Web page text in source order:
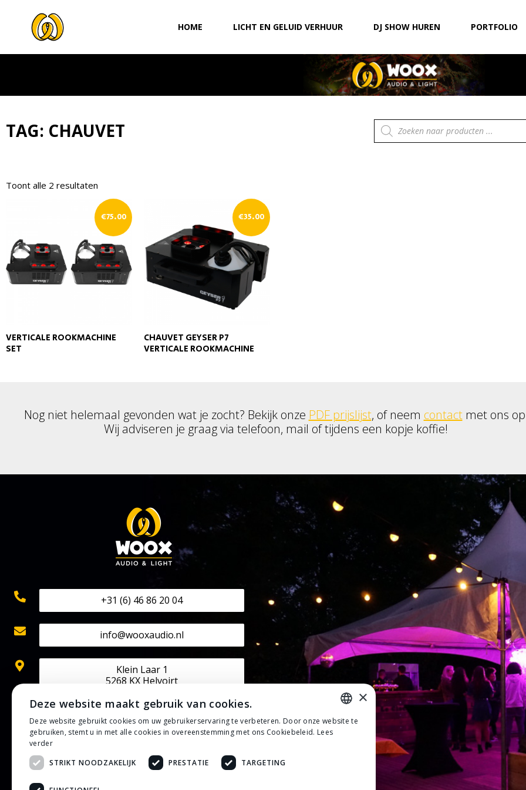
HOME LICHT EN GELUID VERHUUR DJ SHOW HUREN PORTFOLIO
TAG: CHAUVET Producten
zoeken
Toont alle 2 resultaten
VERTICALE ROOKMACHINE
SET
€75.00
CHAUVET GEYSER P7
VERTICALE ROOKMACHINE
€35.00
Nog niet helemaal gevonden wat je zocht? Bekijk onze PDF prijslijst, of neem contactmet ons
Wij adviseren je graag via telefoon, mail of tijdens een kopje koffie!
+31 (6) 46 86 20 04
info@wooxaudio.nl
Klein Laar 1
5268 KX Helvoirt
KVK: 70524602
BTW: NL002202313B42
IBAN: NL50 RABO 0133 0807 30
Privacybeleid
Algemene voorwaarden
×
Deze website maakt gebruik van cookies.
Deze website gebruikt cookies om uw gebruikerservaring te verbeteren. Door onze website te
gebruiken, stemt u in met alle cookies in overeenstemming met ons Cookiebeleid. Lees
verder
STRIKT NOODZAKELIJK
PRESTATIE TARGETING